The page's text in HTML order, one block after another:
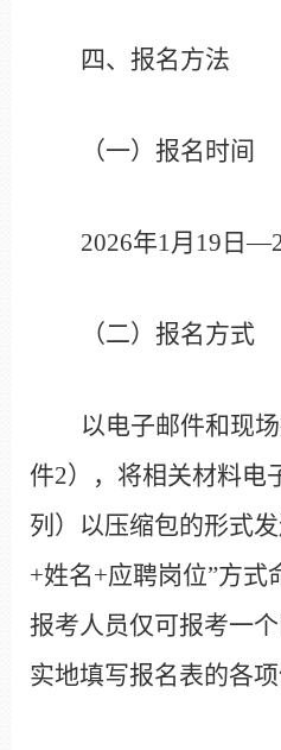
四、报名方法
（一）报名时间
2026年1 月 19 日—
（二）报名方式
以电子邮件和现
件2），将相关材料电
列）以压缩包的形式
+姓名+应聘岗位”方式
报考人员仅可报考一
实地填写报名表的各项